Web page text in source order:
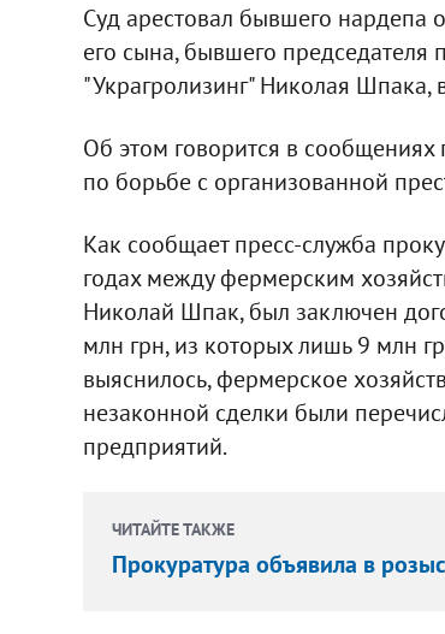
Суд арестовал бывшего нардепа
его сына, бывшего
"Украгролизинг" Николая Шпака,
Об этом говорится в сообщениях
по борьбе с организованной
Как сообщает пресс-служба
годах между фермерским
Николай Шпак, был заключен
млн грн, из которых лишь 9 млн
выяснилось, фермерское
незаконной сделки были
предприятий.
ЧИТАЙТЕ ТАКЖЕ
Прокуратура объявила в